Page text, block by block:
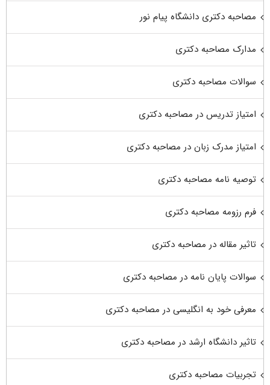
مصاحبه دکتری دانشگاه پیام نور
مدارک مصاحبه دکتری
سوالات مصاحبه دکتری
امتیاز تدریس در مصاحبه دکتری
امتیاز مدرک زبان در مصاحبه دکتری
توصیه نامه مصاحبه دکتری
فرم رزومه مصاحبه دکتری
تاثیر مقاله در مصاحبه دکتری
سوالات پایان نامه در مصاحبه دکتری
معرفی خود به انگلیسی در مصاحبه دکتری
تاثیر دانشگاه ارشد در مصاحبه دکتری
تجربیات مصاحبه دکتری